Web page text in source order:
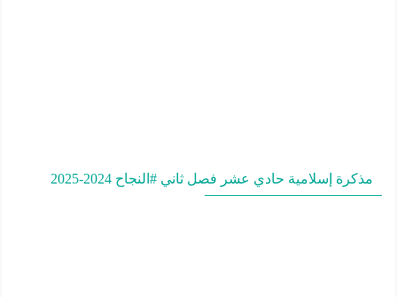
مذكرة إسلامية حادي عشر فصل ثاني #النجاح 2024-2025